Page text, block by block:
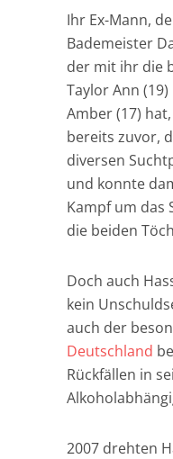
Ihr Ex-Mann,
Bademeister
der mit ihr die
Taylor Ann
Amber (17)
bereits zuvor,
diversen
und konnte
Kampf um das
die beiden
Doch auch
kein
auch der
Deutschland
Rückfällen in
2007 drehten